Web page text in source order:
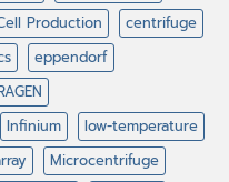
Production
centrifuge
eppendorf
Infinium
low-temperature
Microcentrifuge